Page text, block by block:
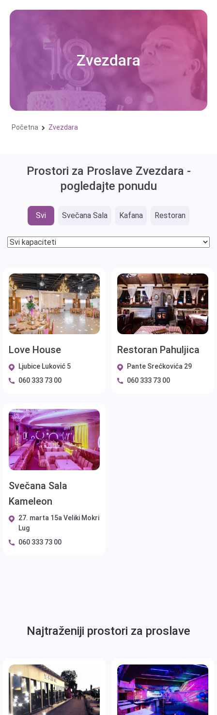
Skip
Zvezdara
Početna Zvezdara
Prostori za Proslave Zvezdara -
pogledajte ponudu
Svi Svečana Sala Kafana Restoran
Love House
Ljubice Luković 5
060 333 73 00
Restoran Pahuljica
Pante Srećkovića 29
060 333 73 00
Svečana Sala
Kameleon
27. marta 15a Veliki Mokri
Lug
060 333 73 00
Najtraženiji prostori za proslave